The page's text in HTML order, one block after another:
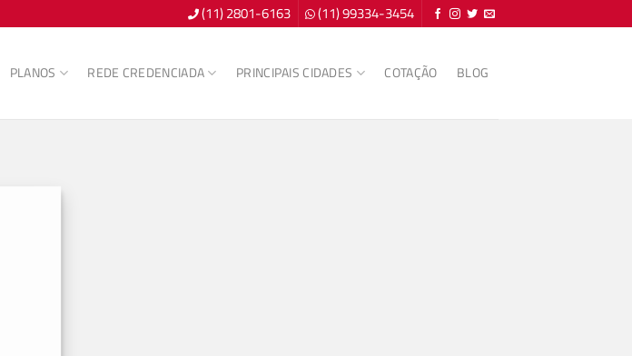
(11) 2801-6163 (11) 99334-3454
PLANOS REDE CREDENCIADA PRINCIPAIS CIDADES COTAÇÃO BLOG